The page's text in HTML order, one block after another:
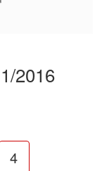
2016
4